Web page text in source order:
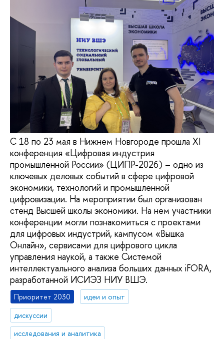
С 18 по 23 мая в Нижнем Новгороде прошла XI
конференция «Цифровая индустрия
промышленной России» (ЦИПР-2026) – одно из
ключевых деловых событий в сфере цифровой
экономики, технологий и промышленной
цифровизации. На мероприятии был организован
стенд Высшей школы экономики. На нем участники
конференции могли познакомиться с проектами
для цифровых индустрий, кампусом «Вышка
Онлайн», сервисами для цифрового цикла
управления наукой, а также Системой
интеллектуального анализа больших данных iFORA,
разработанной ИСИЭЗ НИУ ВШЭ.
Приоритет 2030
идеи и опыт
дискуссии
исследования и аналитика